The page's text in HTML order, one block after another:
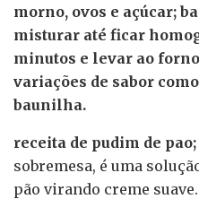
morno, ovos e açúcar;
misturar até ficar
minutos e levar ao forno
variações de sabor
baunilha.
receita de pudim de pao;
sobremesa, é uma
pão virando creme